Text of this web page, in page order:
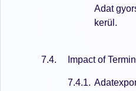
Adat
kerül.
Impact of